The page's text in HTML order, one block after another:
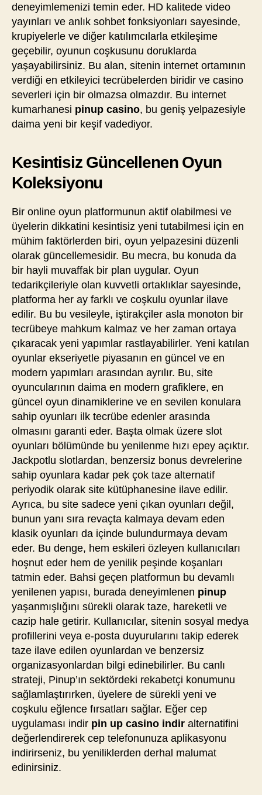
deneyimlemenizi temin eder. HD kalitede video
yayınları ve anlık sohbet fonksiyonları sayesinde,
krupiyelerle ve diğer katılımcılarla etkileşime
geçebilir, oyunun coşkusunu doruklarda
yaşayabilirsiniz. Bu alan, sitenin internet ortamının
verdiği en etkileyici tecrübelerden biridir ve casino
severleri için bir olmazsa olmazdır. Bu internet
kumarhanesi pinup casino, bu geniş yelpazesiyle
daima yeni bir keşif vadediyor.
Kesintisiz Güncellenen Oyun
Koleksiyonu
Bir online oyun platformunun aktif olabilmesi ve
üyelerin dikkatini kesintisiz yeni tutabilmesi için en
mühim faktörlerden biri, oyun yelpazesini düzenli
olarak güncellemesidir. Bu mecra, bu konuda da
bir hayli muvaffak bir plan uygular. Oyun
tedarikçileriyle olan kuvvetli ortaklıklar sayesinde,
platforma her ay farklı ve coşkulu oyunlar ilave
edilir. Bu bu vesileyle, iştirakçiler asla monoton bir
tecrübeye mahkum kalmaz ve her zaman ortaya
çıkaracak yeni yapımlar rastlayabilirler. Yeni katılan
oyunlar ekseriyetle piyasanın en güncel ve en
modern yapımları arasından ayrılır. Bu, site
oyuncularının daima en modern grafiklere, en
güncel oyun dinamiklerine ve en sevilen konulara
sahip oyunları ilk tecrübe edenler arasında
olmasını garanti eder. Başta olmak üzere slot
oyunları bölümünde bu yenilenme hızı epey açıktır.
Jackpotlu slotlardan, benzersiz bonus devrelerine
sahip oyunlara kadar pek çok taze alternatif
periyodik olarak site kütüphanesine ilave edilir.
Ayrıca, bu site sadece yeni çıkan oyunları değil,
bunun yanı sıra revaçta kalmaya devam eden
klasik oyunları da içinde bulundurmaya devam
eder. Bu denge, hem eskileri özleyen kullanıcıları
hoşnut eder hem de yenilik peşinde koşanları
tatmin eder. Bahsi geçen platformun bu devamlı
yenilenen yapısı, burada deneyimlenen pinup
yaşanmışlığını sürekli olarak taze, hareketli ve
cazip hale getirir. Kullanıcılar, sitenin sosyal medya
profillerini veya e-posta duyurularını takip ederek
taze ilave edilen oyunlardan ve benzersiz
organizasyonlardan bilgi edinebilirler. Bu canlı
strateji, Pinup’ın sektördeki rekabetçi konumunu
sağlamlaştırırken, üyelere de sürekli yeni ve
coşkulu eğlence fırsatları sağlar. Eğer cep
uygulaması indir pin up casino indir alternatifini
değerlendirerek cep telefonunuza aplikasyonu
indirirseniz, bu yeniliklerden derhal malumat
edinirsiniz.